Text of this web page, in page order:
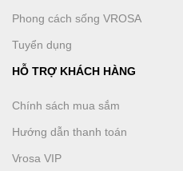
Phong cách sống VROSA
Tuyển dụng
HỖ TRỢ KHÁCH HÀNG
Chính sách mua sắm
Hướng dẫn thanh toán
Vrosa VIP